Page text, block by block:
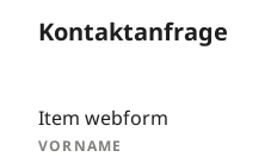
Kontaktanfrage
Item webform
VORNAME